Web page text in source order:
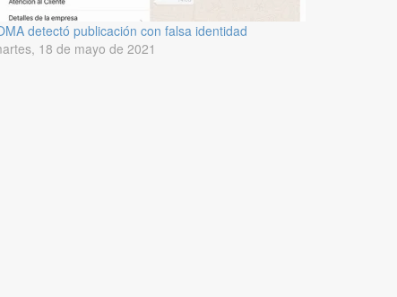
detectó publicación con falsa identidad
18 de mayo de 2021